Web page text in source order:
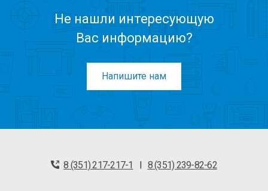
Не нашли интересующую
Вас информацию?
Напишите нам
8 (351) 217-217-1 | 8 (351) 239-82-62